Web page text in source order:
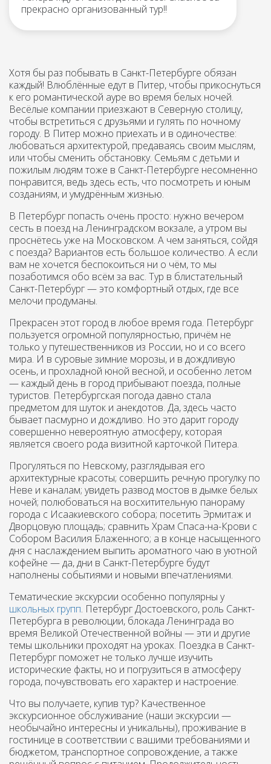
прекрасно организованный тур!!
Хотя бы раз побывать в Санкт-Петербурге обязан
каждый! Влюблённые едут в Питер, чтобы прикоснуться
к его романтической ауре во время белых ночей.
Весёлые компании приезжают в Северную столицу,
чтобы встретиться с друзьями и гулять по ночному
городу. В Питер можно приехать и в одиночестве:
любоваться архитектурой, предаваясь своим мыслям,
или чтобы сменить обстановку. Семьям с детьми и
пожилым людям тоже в Санкт-Петербурге несомненно
понравится, ведь здесь есть, что посмотреть и юным
созданиям, и умудрённым жизнью.
В Петербург попасть очень просто: нужно вечером
сесть в поезд на Ленинградском вокзале, а утром вы
проснётесь уже на Московском. А чем заняться, сойдя
с поезда? Вариантов есть большое количество. А если
вам не хочется беспокоиться ни о чём, то мы
позаботимся обо всём за вас. Тур в блистательный
Санкт-Петербург — это комфортный отдых, где все
мелочи продуманы.
Прекрасен этот город в любое время года. Петербург
пользуется огромной популярностью, причём не
только у путешественников из России, но и со всего
мира. И в суровые зимние морозы, и в дождливую
осень, и прохладной юной весной, и особенно летом
— каждый день в город прибывают поезда, полные
туристов. Петербургская погода давно стала
предметом для шуток и анекдотов. Да, здесь часто
бывает пасмурно и дождливо. Но это дарит городу
совершенно невероятную атмосферу, которая
является своего рода визитной карточкой Питера.
Прогуляться по Невскому, разглядывая его
архитектурные красоты; совершить речную прогулку по
Неве и каналам; увидеть развод мостов в дымке белых
ночей; полюбоваться на восхитительную панораму
города с Исаакиевского собора; посетить Эрмитаж и
Дворцовую площадь; сравнить Храм Спаса-на-Крови с
Собором Василия Блаженного; а в конце насыщенного
дня с наслаждением выпить ароматного чаю в уютной
кофейне — да, дни в Санкт-Петербурге будут
наполнены событиями и новыми впечатлениями.
Тематические экскурсии особенно популярны у
школьных групп. Петербург Достоевского, роль Санкт-
Петербурга в революции, блокада Ленинграда во
время Великой Отечественной войны — эти и другие
темы школьники проходят на уроках. Поездка в Санкт-
Петербург поможет не только лучше изучить
исторические факты, но и погрузиться в атмосферу
города, почувствовать его характер и настроение.
Что вы получаете, купив тур? Качественное
экскурсионное обслуживание (наши экскурсии —
необычайно интересны и уникальны), проживание в
гостинице в соответствии с вашими требованиями и
бюджетом, транспортное сопровождение, а также